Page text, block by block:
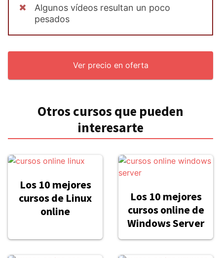
Algunos vídeos resultan un poco
pesados
Ver precio en oferta
Otros cursos que pueden
interesarte
Los 10 mejores
cursos de Linux
online
Los 10 mejores
cursos online de
Windows Server